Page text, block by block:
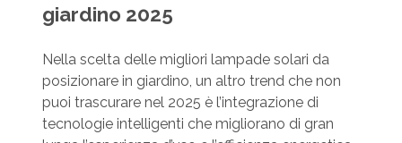
giardino 2025
Nella scelta delle migliori lampade solari da
posizionare in giardino, un altro trend che non
puoi trascurare nel 2025 è l’integrazione di
tecnologie intelligenti che migliorano di gran